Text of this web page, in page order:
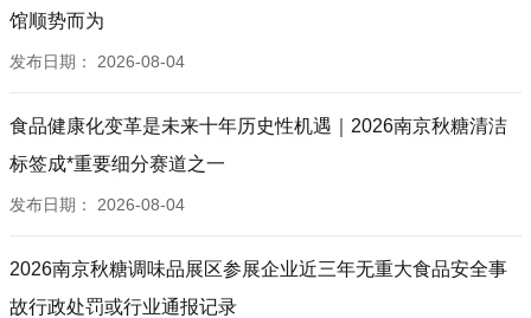
馆顺势而为
发布日期： 2026-08-04
食品健康化变革是未来十年历史性机遇｜2026南京秋糖清洁
标签成*重要细分赛道之一
发布日期： 2026-08-04
2026南京秋糖调味品展区参展企业近三年无重大食品安全事
故行政处罚或行业通报记录